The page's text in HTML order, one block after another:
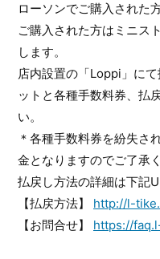
ローソンでご購入された
ご購入された方はミニス
します。
店内設置の「Loppi」に
ットと各種手数料券、払
い。
＊各種手数料券を紛失さ
金となりますのでご了承
払戻し方法の詳細は下記
【払戻方法】 http://l-
【お問合せ】 https://